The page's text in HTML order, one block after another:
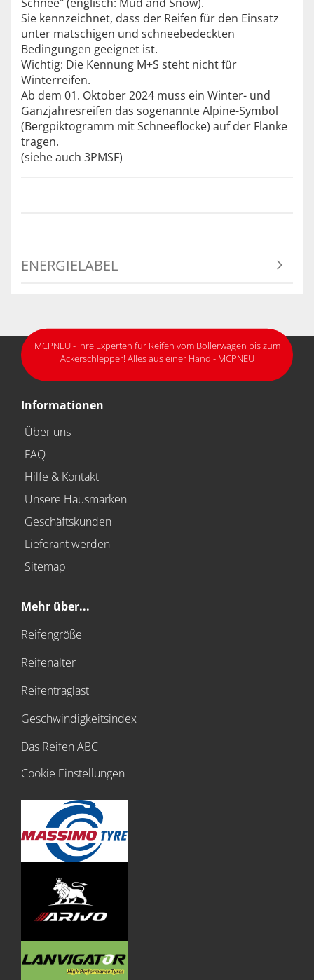
Sie kennzeichnet, dass der Reifen für den Einsatz
unter matschigen und schneebedeckten
Bedingungen geeignet ist.
Wichtig: Die Kennung M+S steht nicht für
Winterreifen.
Ab dem 01. Oktober 2024 muss ein Winter- und
Ganzjahresreifen das sogenannte Alpine-Symbol
(Bergpiktogramm mit Schneeflocke) auf der Flanke
tragen.
(siehe auch 3PMSF)
ENERGIELABEL
MCPNEU - Ihre Experten für Reifen vom Bollerwagen bis zum
Ackerschlepper! Alles aus einer Hand - MCPNEU
Informationen
Über uns
FAQ
Hilfe & Kontakt
Unsere Hausmarken
Geschäftskunden
Lieferant werden
Sitemap
Mehr über...
Reifengröße
Reifenalter
Reifentraglast
Geschwindigkeitsindex
Das Reifen ABC
Cookie Einstellungen